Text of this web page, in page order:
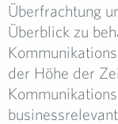
Überfrachtung
Überblick zu
der Höhe der